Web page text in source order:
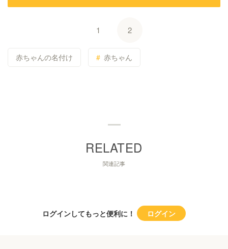
1 2
赤ちゃんの名付け 赤ちゃん
関連記事
ログインしてもっと便利に！ ログイン